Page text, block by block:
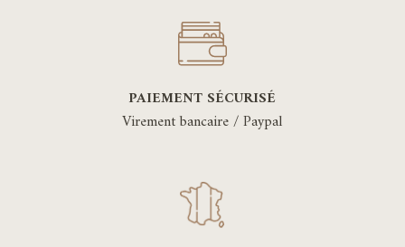
PAIEMENT SÉCURISÉ
Virement bancaire / Paypal